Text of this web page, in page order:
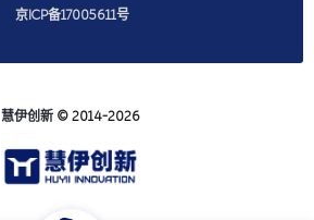
京ICP备17005611号
慧伊创新 © 2014-2026